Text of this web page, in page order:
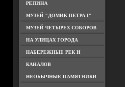
РЕПИНА
МУЗЕЙ "ДОМИК ПЕТРА I"
МУЗЕЙ ЧЕТЫРЕХ СОБОРОВ
НА УЛИЦАХ ГОРОДА
НАБЕРЕЖНЫЕ РЕК И
КАНАЛОВ
НЕОБЫЧНЫЕ ПАМЯТНИКИ